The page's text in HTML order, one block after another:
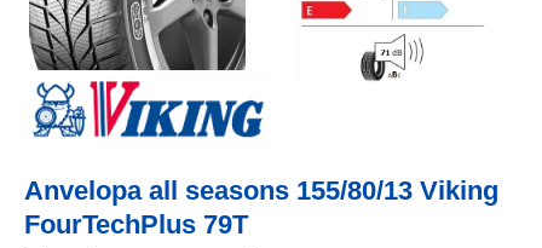
Anvelopa all seasons 155/80/13 Viking
FourTechPlus 79T